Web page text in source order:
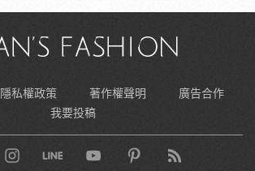
隱私權政策 著作權聲明
廣告合作
我要投稿